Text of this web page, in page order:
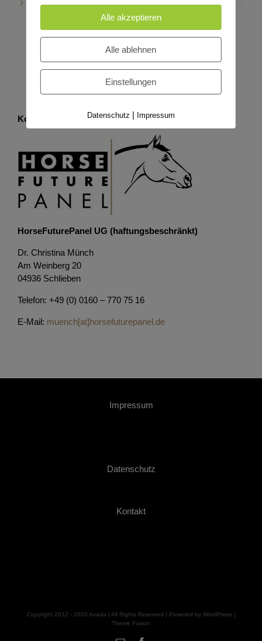
Kontakt
HorseFuturePanel UG (haftungsbeschränkt)
Dr. Christina Münch
Am Weinberg 20
04936 Schlieben
Telefon: +49 (0) 0160 – 770 75 16
E-Mail: muench[at]horsefuturepanel.de
Impressum
Datenschutz
Kontakt
Copyright 2012 - 2020 Avada | All Rights Reserved | Powered by WordPress|
Theme Fusion
Alle akzeptieren
Alle ablehnen
Einstellungen
Datenschutz | Impressum